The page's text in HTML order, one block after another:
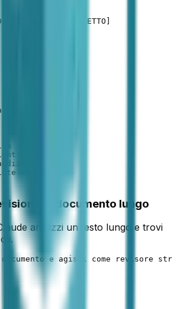
/ BUSINESS / PROGETTO]
dichiaralo.
di documento lungo
analizzi un testo lungo e trovi
e agisci come revisore